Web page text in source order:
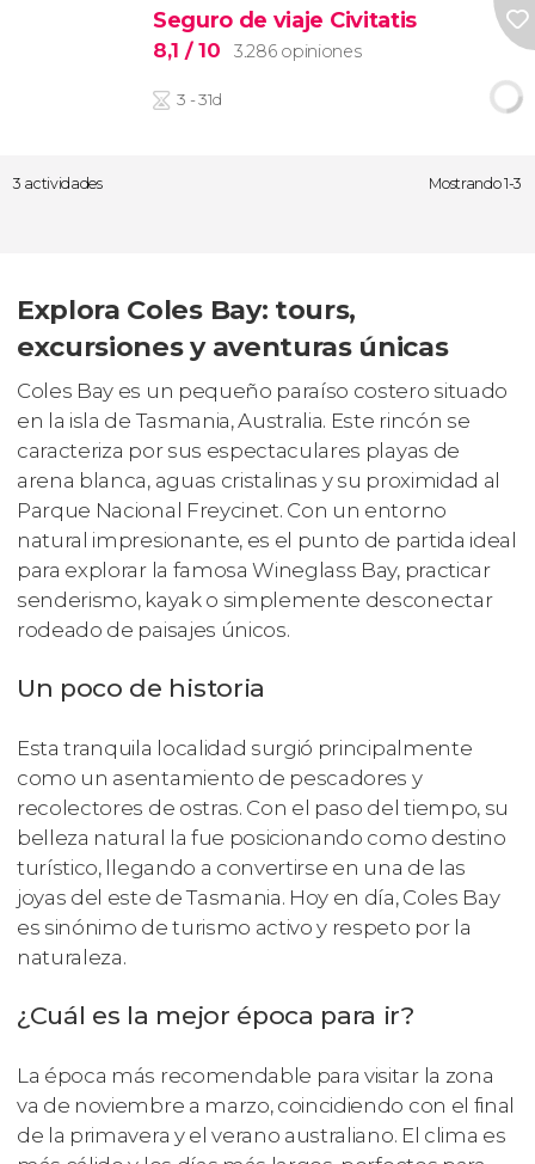
Seguro de viaje Civitatis
8,1 / 10 3.286 opiniones
3 - 31d
3 actividades Mostrando 1-3
Explora Coles Bay: tours,
excursiones y aventuras únicas
Coles Bay es un pequeño paraíso costero situado
en la isla de Tasmania, Australia. Este rincón se
caracteriza por sus espectaculares playas de
arena blanca, aguas cristalinas y su proximidad al
Parque Nacional Freycinet. Con un entorno
natural impresionante, es el punto de partida ideal
para explorar la famosa Wineglass Bay, practicar
senderismo, kayak o simplemente desconectar
rodeado de paisajes únicos.
Un poco de historia
Esta tranquila localidad surgió principalmente
como un asentamiento de pescadores y
recolectores de ostras. Con el paso del tiempo, su
belleza natural la fue posicionando como destino
turístico, llegando a convertirse en una de las
joyas del este de Tasmania. Hoy en día, Coles Bay
es sinónimo de turismo activo y respeto por la
naturaleza.
¿Cuál es la mejor época para ir?
La época más recomendable para visitar la zona
va de noviembre a marzo, coincidiendo con el final
de la primavera y el verano australiano. El clima es